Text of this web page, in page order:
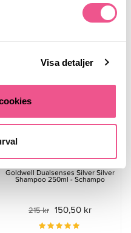
Visa detaljer
Goldwell Dualsenses Silver Silver
Shampoo 250ml - Schampo
215 kr 150,50 kr